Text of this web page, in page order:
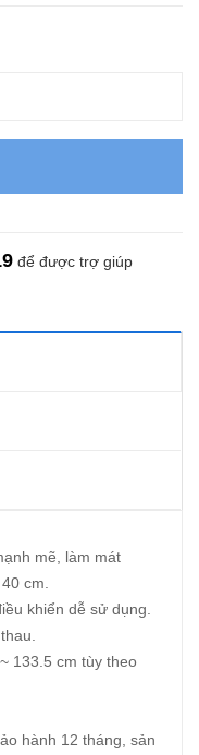
để được trợ giúp
mẽ, làm mát
cm.
khiển dễ sử dụng.
133.5 cm tùy theo
hành 12 tháng, sản